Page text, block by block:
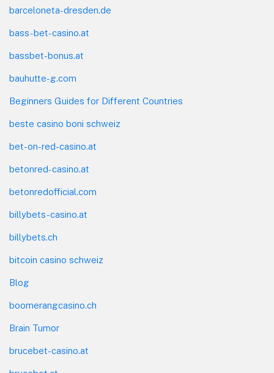
barceloneta-dresden.de
bass-bet-casino.at
bassbet-bonus.at
bauhutte-g.com
Beginners Guides for Different Countries
beste casino boni schweiz
bet-on-red-casino.at
betonred-casino.at
betonredofficial.com
billybets-casino.at
billybets.ch
bitcoin casino schweiz
Blog
boomerangcasino.ch
Brain Tumor
brucebet-casino.at